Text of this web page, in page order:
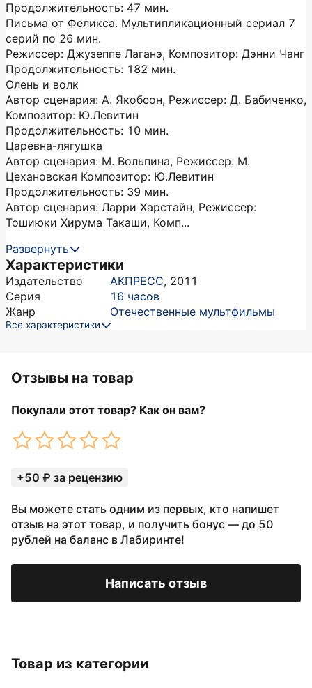
Продолжительность: 47 мин.
Письма от Феликса. Мультипликационный сериал 7
серий по 26 мин.
Режиссер: Джузеппе Лаганэ, Композитор: Дэнни Чанг
Продолжительность: 182 мин.
Олень и волк
Автор сценария: А. Якобсон, Режиссер: Д. Бабиченко,
Композитор: Ю.Левитин
Продолжительность: 10 мин.
Царевна-лягушка
Автор сценария: М. Вольпина, Режиссер: М.
Цехановская Композитор: Ю.Левитин
Продолжительность: 39 мин.
Автор сценария: Ларри Харстайн, Режиссер:
Тошиюки Хирума Такаши, Комп...
Развернуть
Характеристики
Издательство АКПРЕСС, 2011
Серия
16 часов
Жанр
Отечественные мультфильмы
Все характеристики
Отзывы на товар
Покупали этот товар? Как он вам?
+50 ₽ за рецензию
Вы можете стать одним из первых, кто напишет
отзыв на этот товар, и получить бонус — до 50
рублей на баланс в Лабиринте!
Написать отзыв
Товар из категории